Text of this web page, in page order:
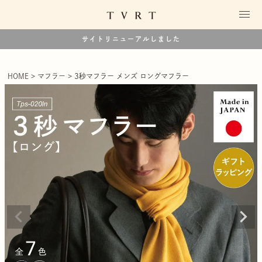
サイトリニューアルしました
HOME マフラー 3秒マフラー メンズ ロングマフラー